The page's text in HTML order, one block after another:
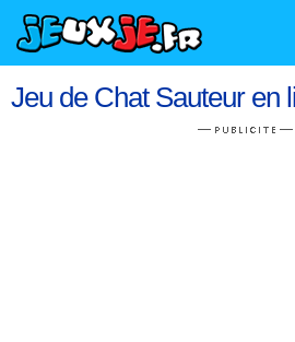
Jeu de Chat Sauteur en